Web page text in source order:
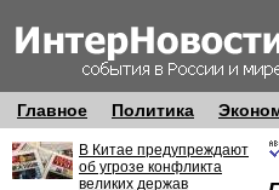
Главное Политика
В Китае предупреждают
об угрозе конфликта
великих держав